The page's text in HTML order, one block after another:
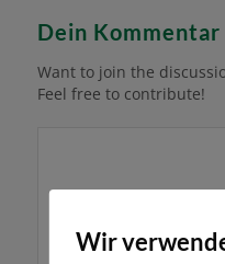
Dein Kommentar
Want to join the
Feel free to contribute!
Wir